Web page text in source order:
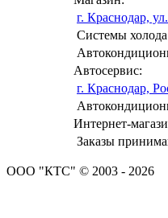
г. Краснодар,
Системы холода
Автосервис:
г. Краснодар,
Интернет-
Заказы
ООО "КТС" © 2003 - 2026